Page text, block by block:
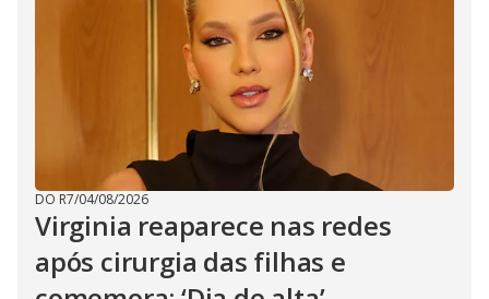
DO R7/04/08/2026
Virginia reaparece nas redes
após cirurgia das filhas e